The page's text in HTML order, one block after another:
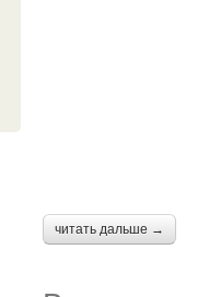
читать дальше →